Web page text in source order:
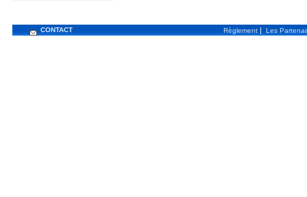
CONTACT Règlement | Les